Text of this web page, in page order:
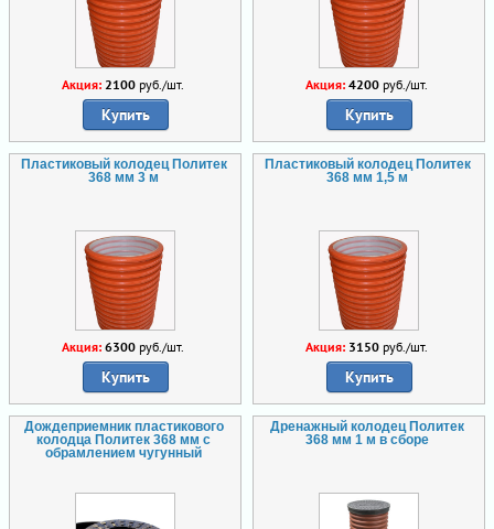
Акция: 2100руб./шт.
Купить
Акция: 4200руб./шт.
Купить
Пластиковый колодец Политек
368 мм 3 м
Акция: 6300руб./шт.
Купить
Пластиковый колодец Политек
368 мм 1,5 м
Акция: 3150руб./шт.
Купить
Дождеприемник пластикового
колодца Политек 368 мм с
обрамлением чугунный
Дренажный колодец Политек
368 мм 1 м в сборе